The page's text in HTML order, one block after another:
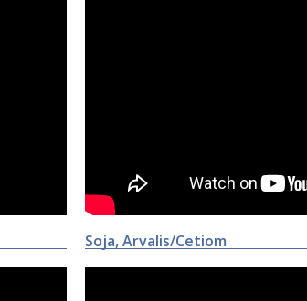
Soja, Arvalis/Cetiom